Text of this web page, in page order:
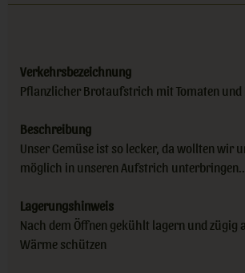
Verkehrsbezeichnung
Pflanzlicher Brotaufstrich mit Tomaten und
Beschreibung
Unser Gemüse ist so lecker, da wollten wir
möglich in unseren Aufstrich
Lagerungshinweis
Nach dem Öffnen gekühlt lagern und zügig
Wärme schützen